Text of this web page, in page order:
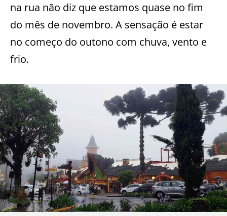
na rua não diz que estamos quase no fim
do mês de novembro. A sensação é estar
no começo do outono com chuva, vento e
frio.